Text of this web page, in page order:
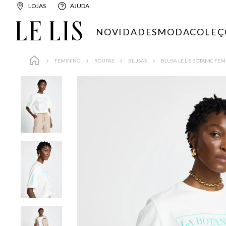
LOJAS AJUDA
NOVIDADESMODA
FEMININO ROUPAS BLUSAS BLUSA LE LIS BOTANIC